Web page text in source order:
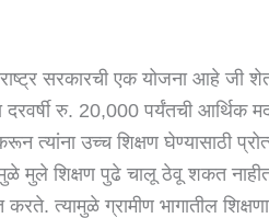
सरकारची एक योजना आहे जी
दरवर्षी रु. 20,000 पर्यंतची आर्थिक
उच्च शिक्षण घेण्यासाठी
मुले शिक्षण पुढे चालू ठेवू शकत नाहीत.
त्यामुळे ग्रामीण भागातील